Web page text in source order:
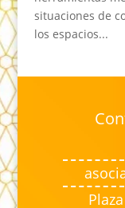
situaciones de
los espacios...